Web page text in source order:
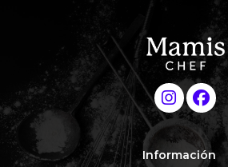
Información